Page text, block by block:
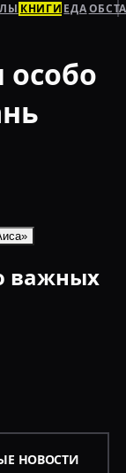
КНИГИ ЕДА
важных
НОВОСТИ